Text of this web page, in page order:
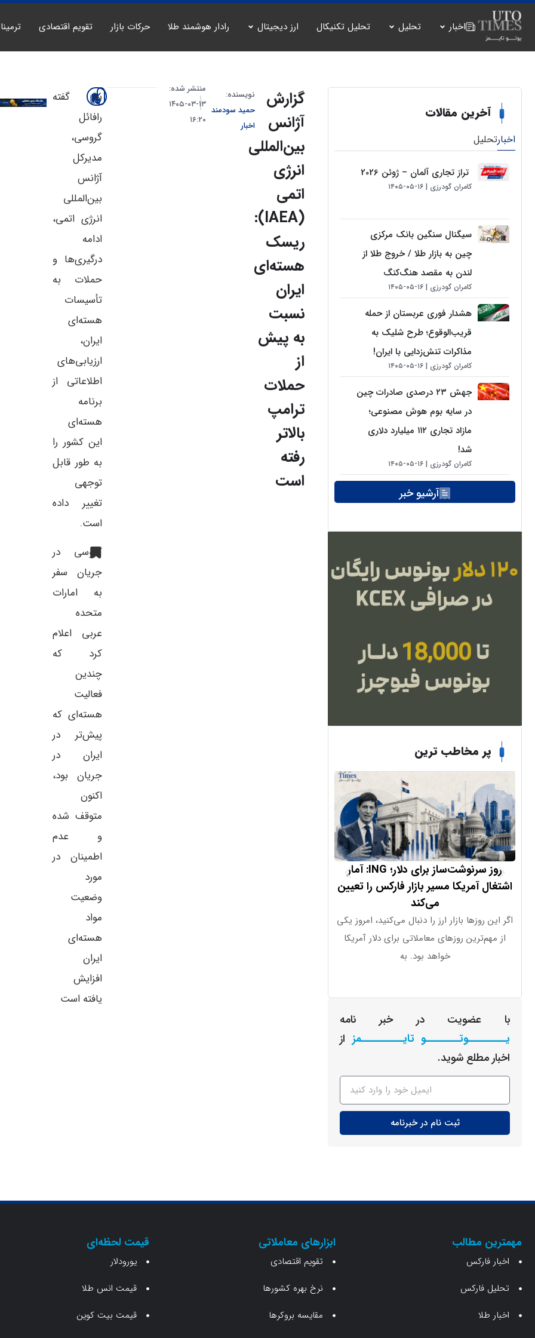
اخبار تحلیل تحلیل تکنیکال ارز دیجیتال رادار هوشمند طلا حرکات بازار تقویم اقتصادی
آخرین مقالات
اخبارتحلیل
تراز تجاری آلمان – ژوئن 2026
کامران گودرزی ۱۶-۰۵-۱۴۰۵
سیگنال سنگین بانک مرکزی
چین به بازار طلا / خروج طلا از
لندن به مقصد هنگ‌کنگ
کامران گودرزی ۱۶-۰۵-۱۴۰۵
هشدار فوری عربستان از حمله
قریب‌الوقوع؛ طرح شلیک به
مذاکرات تنش‌زدایی با ایران!
کامران گودرزی ۱۶-۰۵-۱۴۰۵
جهش ۲۳ درصدی صادرات چین
در سایه بوم هوش مصنوعی؛
مازاد تجاری ۱۱۲ میلیارد دلاری
شد!
کامران گودرزی ۱۶-۰۵-۱۴۰۵
آرشیو خبر
پر مخاطب ترین
روز سرنوشت‌ساز برای دلار؛ ING: آمار
اشتغال آمریکا مسیر بازار فارکس را تعیین
می‌کند
اگر این روزها بازار ارز را دنبال می‌کنید، امروز یکی
از مهم‌ترین روزهای معاملاتی برای دلار آمریکا
خواهد بود. به
………………. 19.1B شاخص صادرات آلمان
با عضویت در خبر نامه
یـــــــــوتــــــــو تایــــــــــمز از
اخبار مطلع شوید.
ثبت نام در خبرنامه
گزارش
آژانس
بین‌المللی
انرژی
اتمی
(IAEA):
ریسک
هسته‌ای
ایران
نسبت
به پیش
از
حملات
ترامپ
بالاتر
رفته
است
نویسنده:
حمید سودمند
اخبار
منتشر شده:
۱۳-۰۳-۱۴۰۵
۱۶:۲۰
به گفته
رافائل
گروسی،
مدیرکل
آژانس
بین‌المللی
انرژی اتمی،
ادامه
درگیری‌ها و
حملات به
تأسیسات
هسته‌ای
ایران،
ارزیابی‌های
اطلاعاتی از
برنامه
هسته‌ای
این کشور را
به طور قابل
توجهی
تغییر داده
است.
گروسی در
جریان سفر
به امارات
متحده
عربی اعلام
کرد که
چندین
فعالیت
هسته‌ای که
پیش‌تر در
ایران در
جریان بود،
اکنون
متوقف شده
و عدم
اطمینان در
مورد
وضعیت
مواد
هسته‌ای
ایران
افزایش
یافته است
مهمترین مطالب
اخبار فارکس
تحلیل فارکس
اخبار طلا
ابزارهای معاملاتی
تقویم اقتصادی
نرخ بهره کشورها
مقایسه بروکرها
قیمت لحظه‌ای
یورودلار
قیمت انس طلا
قیمت بیت کوین